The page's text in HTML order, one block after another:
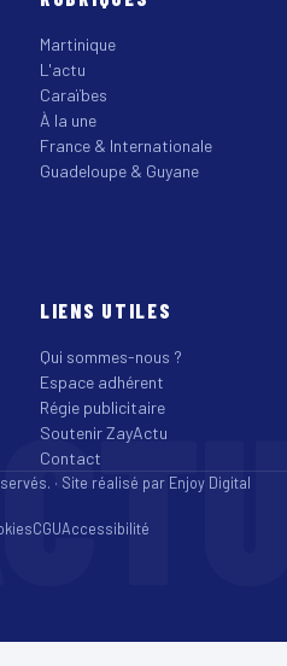
Martinique
L'actu
Caraïbes
À la une
France & Internationale
Guadeloupe & Guyane
LIENS UTILES
Qui sommes-nous ?
Espace adhérent
Régie publicitaire
Soutenir ZayActu
Contact
· Site réalisé par Enjoy Digital
CGUAccessibilité